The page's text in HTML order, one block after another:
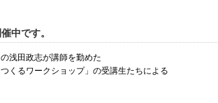
中です。
浅田政志が講師を勤めた
くるワークショップ」の受講生たちによる